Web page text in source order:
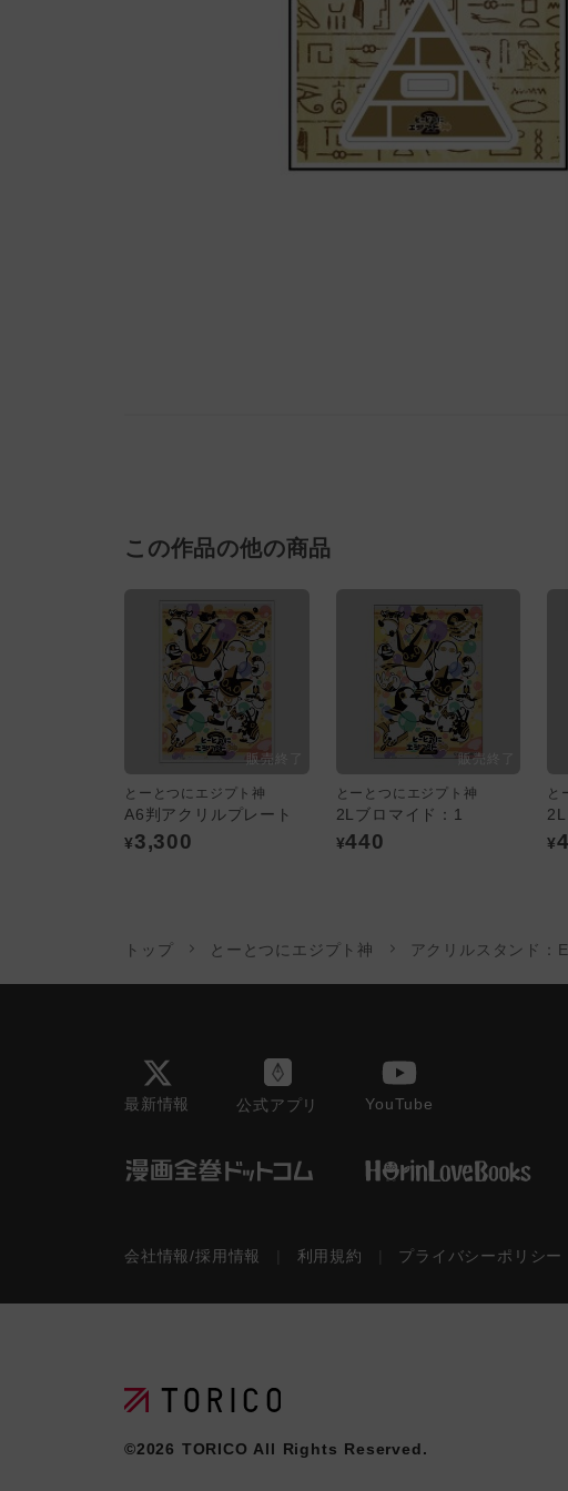
この作品の他の商品
とーとつにエジプト神
A6判アクリルプレート
¥3,300
とーとつにエジプト神
2Lブロマイド：1
¥440
と
¥
トップ とーとつにエジプト神 アクリルスタンド：E
最新情報 公式アプリ YouTube
会社情報/採用情報 利用規約 プライバシーポリシー
©2026 TORICO All Rights Reserved.